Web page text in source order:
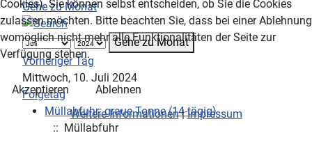
Gehe zu Monat
Gehe zu Monat
Vorheriger Tag
Mittwoch, 10. Juli 2024
Folgetag
Müllabfuhr: graue Tonne (14-tägig)
:: Müllabfuhr
Cookies). Sie können selbst entscheiden, ob Sie die Cookies
zulassen möchten. Bitte beachten Sie, dass bei einer Ablehnung
womöglich nicht mehr alle Funktionalitäten der Seite zur
Verfügung stehen.
Akzeptieren
Ablehnen
Weitere Informationen|Impressum